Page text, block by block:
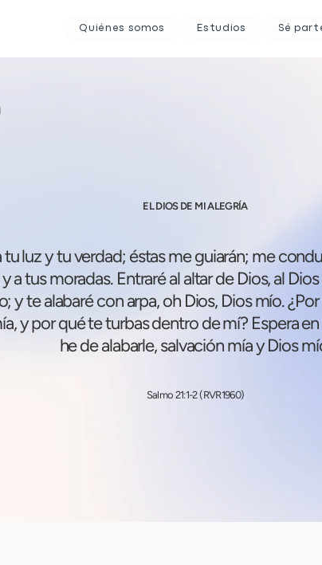
Quiénes somos Estudios Sé
EL DIOS DE MI ALEGRÍA
tu luz y tu verdad; éstas me guiarán; me
a tus moradas. Entraré al altar de Dios, al
y te alabaré con arpa, oh Dios, Dios mío.
y por qué te turbas dentro de mí? Espera
he de alabarle, salvación mía y Dios
Salmo 21:1-2 (RVR1960)